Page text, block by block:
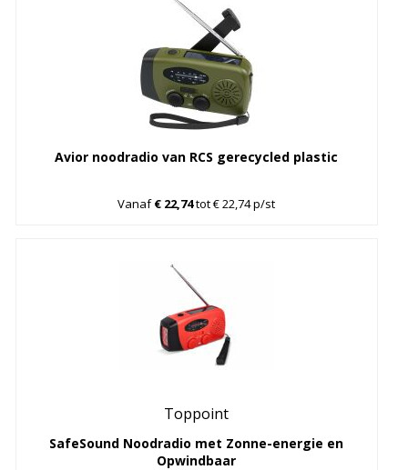
Avior noodradio van RCS gerecycled plastic
Vanaf€ 22,74tot € 22,74 p/st
Toppoint
SafeSound Noodradio met Zonne-energie en
Opwindbaar